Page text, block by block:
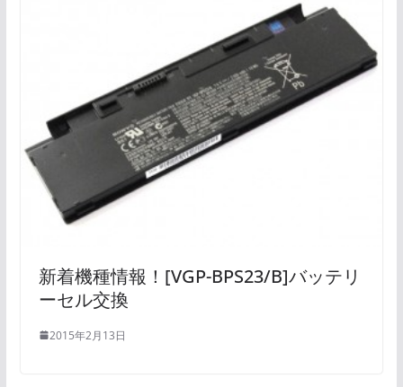
新着機種情報！[VGP-BPS23/B]バッテリ
ーセル交換
2015年2月13日